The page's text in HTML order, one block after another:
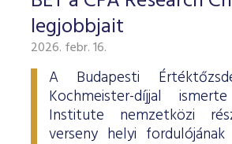
legjobbjait
2026. febr. 16.
A Budapesti
Kochmeister-díjjal
Institute nemzetközi
verseny helyi